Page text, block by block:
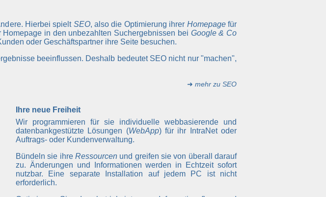
Hierbei spielt SEO, also die Optimierung ihrer Homepagefür
in den unbezahlten Suchergebnissen bei Google & Co
oder Geschäftspartner ihre Seite besuchen.
beeinflussen. Deshalb bedeutet SEO nicht nur "machen",
➜ mehr zu SEO
Ihre neue Freiheit
Wir programmieren für sie individuelle webbasierende und
datenbankgestützte Lösungen (WebApp) für ihr IntraNet oder
Auftrags- oder Kundenverwaltung.
Bündeln sie ihre Ressourcen und greifen sie von überall darauf
zu. Änderungen und Informationen werden in Echtzeit sofort
nutzbar. Eine separate Installation auf jedem PC ist nicht
erforderlich.